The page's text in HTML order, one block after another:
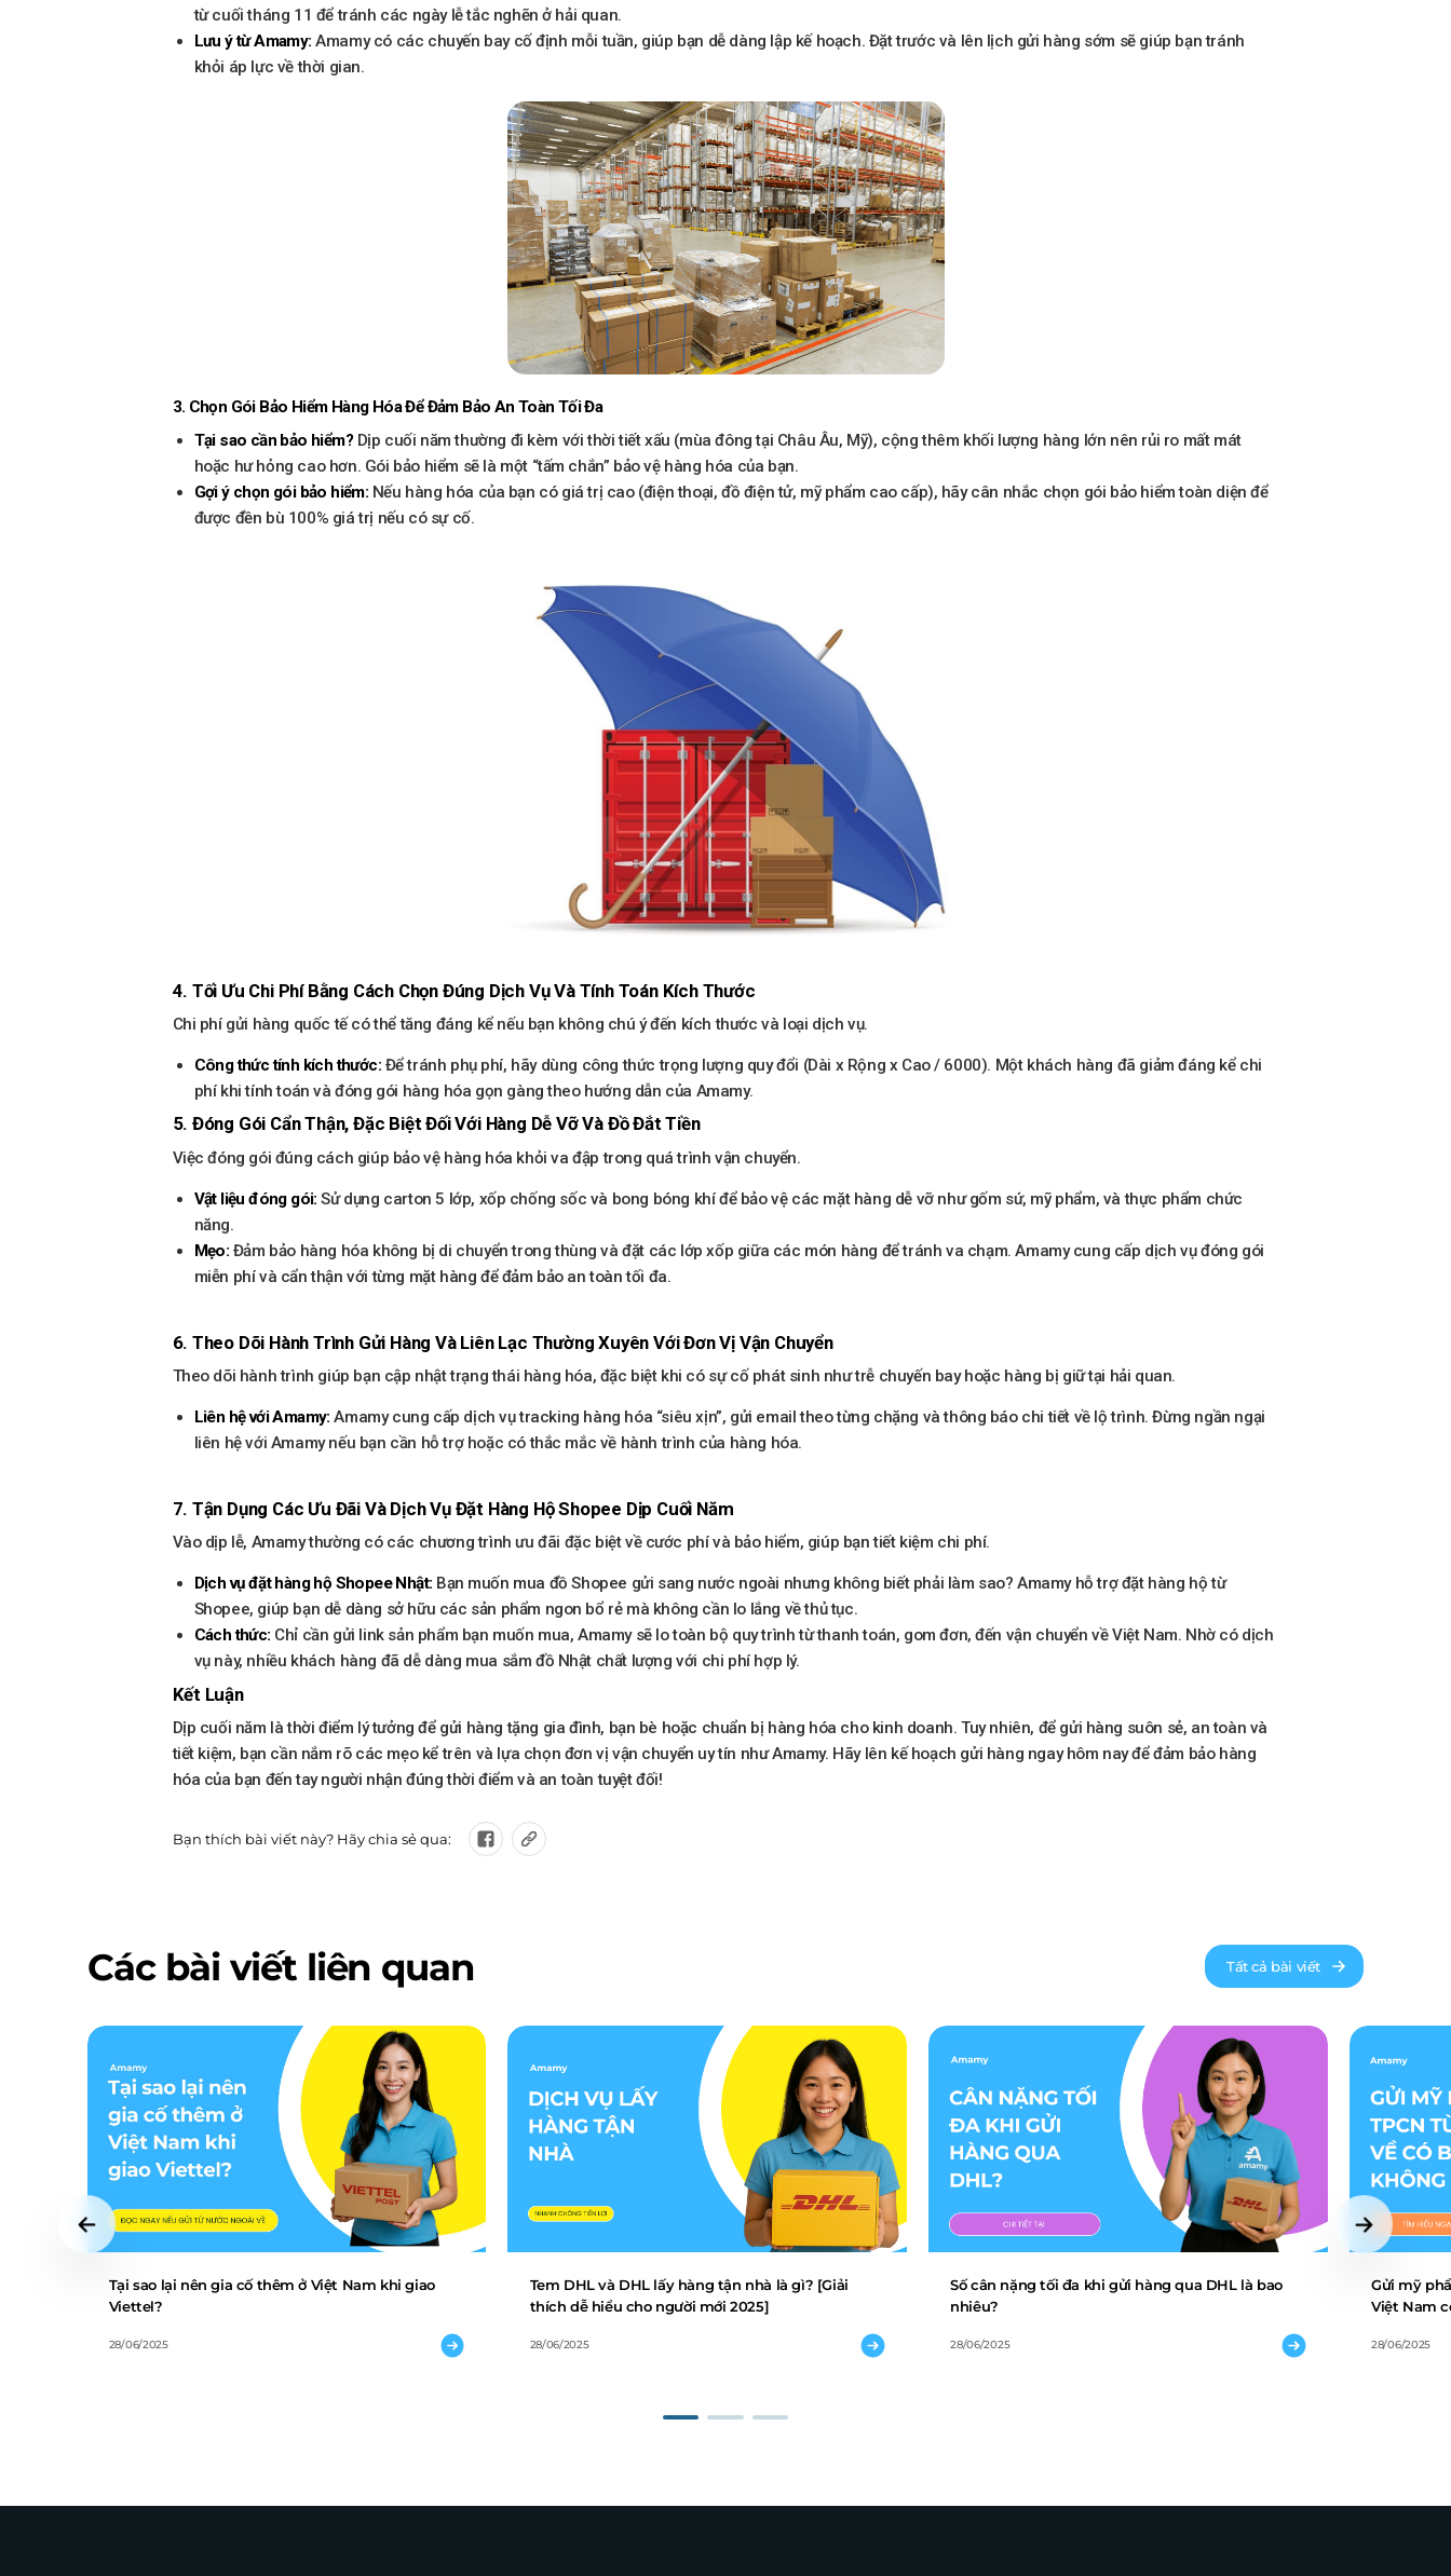
từ cuối tháng 11 để tránh các ngày lễ tắc nghẽn ở hải quan.
Lưu ý từ Amamy: Amamy có các chuyến bay cố định mỗi tuần, giúp bạn dễ dàng lập kế hoạch. Đặt trước và lên lịch gửi hàng sớm sẽ giúp bạn tránh
khỏi áp lực về thời gian.
3. Chọn Gói Bảo Hiểm Hàng Hóa Để Đảm Bảo An Toàn Tối Đa
Tại sao cần bảo hiểm?Dịp cuối năm thường đi kèm với thời tiết xấu (mùa đông tại Châu Âu, Mỹ), cộng thêm khối lượng hàng lớn nên rủi ro mất mát
hoặc hư hỏng cao hơn. Gói bảo hiểm sẽ là một “tấm chắn” bảo vệ hàng hóa của bạn.
Gợi ý chọn gói bảo hiểm: Nếu hàng hóa của bạn có giá trị cao (điện thoại, đồ điện tử, mỹ phẩm cao cấp), hãy cân nhắc chọn gói bảo hiểm toàn diện để
được đền bù 100% giá trị nếu có sự cố.
4. Tối Ưu Chi Phí Bằng Cách Chọn Đúng Dịch Vụ Và Tính Toán Kích Thước
Chi phí gửi hàng quốc tế có thể tăng đáng kể nếu bạn không chú ý đến kích thước và loại dịch vụ.
Công thức tính kích thước:Để tránh phụ phí, hãy dùng công thức trọng lượng quy đổi (Dài x Rộng x Cao / 6000). Một khách hàng đã giảm đáng kể chi
phí khi tính toán và đóng gói hàng hóa gọn gàng theo hướng dẫn của Amamy.
5. Đóng Gói Cẩn Thận, Đặc Biệt Đối Với Hàng Dễ Vỡ Và Đồ Đắt Tiền
Việc đóng gói đúng cách giúp bảo vệ hàng hóa khỏi va đập trong quá trình vận chuyển.
Vật liệu đóng gói: Sử dụng carton 5 lớp, xốp chống sốc và bong bóng khí để bảo vệ các mặt hàng dễ vỡ như gốm sứ, mỹ phẩm, và thực phẩm chức
năng.
Mẹo: Đảm bảo hàng hóa không bị di chuyển trong thùng và đặt các lớp xốp giữa các món hàng để tránh va chạm. Amamy cung cấp dịch vụ đóng gói
miễn phí và cẩn thận với từng mặt hàng để đảm bảo an toàn tối đa.
6. Theo Dõi Hành Trình Gửi Hàng Và Liên Lạc Thường Xuyên Với Đơn Vị Vận Chuyển
Theo dõi hành trình giúp bạn cập nhật trạng thái hàng hóa, đặc biệt khi có sự cố phát sinh như trễ chuyến bay hoặc hàng bị giữ tại hải quan.
Liên hệ với Amamy: Amamy cung cấp dịch vụ tracking hàng hóa “siêu xịn”, gửi email theo từng chặng và thông báo chi tiết về lộ trình. Đừng ngần ngại
liên hệ với Amamy nếu bạn cần hỗ trợ hoặc có thắc mắc về hành trình của hàng hóa.
7. Tận Dụng Các Ưu Đãi Và Dịch Vụ Đặt Hàng Hộ Shopee Dịp Cuối Năm
Vào dịp lễ, Amamy thường có các chương trình ưu đãi đặc biệt về cước phí và bảo hiểm, giúp bạn tiết kiệm chi phí.
Dịch vụ đặt hàng hộ Shopee Nhật: Bạn muốn mua đồ Shopee gửi sang nước ngoài nhưng không biết phải làm sao? Amamy hỗ trợ đặt hàng hộ từ
Shopee, giúp bạn dễ dàng sở hữu các sản phẩm ngon bổ rẻ mà không cần lo lắng về thủ tục.
Cách thức: Chỉ cần gửi link sản phẩm bạn muốn mua, Amamy sẽ lo toàn bộ quy trình từ thanh toán, gom đơn, đến vận chuyển về Việt Nam. Nhờ có dịch
vụ này, nhiều khách hàng đã dễ dàng mua sắm đồ Nhật chất lượng với chi phí hợp lý.
Kết Luận
Dịp cuối năm là thời điểm lý tưởng để gửi hàng tặng gia đình, bạn bè hoặc chuẩn bị hàng hóa cho kinh doanh. Tuy nhiên, để gửi hàng suôn sẻ, an toàn và
tiết kiệm, bạn cần nắm rõ các mẹo kể trên và lựa chọn đơn vị vận chuyển uy tín như Amamy. Hãy lên kế hoạch gửi hàng ngay hôm nay để đảm bảo hàng
hóa của bạn đến tay người nhận đúng thời điểm và an toàn tuyệt đối!
Bạn thích bài viết này? Hãy chia sẻ qua:
Các bài viết liên quan Tất cả bài viết
Tại sao lại nên gia cố thêm ở Việt Nam khi giao
Viettel?
28/06/2025
Tem DHL và DHL lấy hàng tận nhà là gì? [Giải
thích dễ hiểu cho người mới 2025]
28/06/2025
Số cân nặng tối đa khi gửi hàng qua DHL là bao
nhiêu?
28/06/2025
Gửi mỹ
Việt Nam
28/06/2025